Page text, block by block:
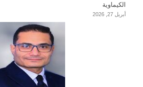
الكيماوية
أبريل 27, 2026